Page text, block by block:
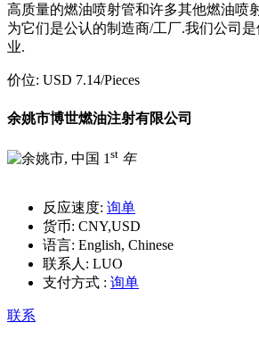
高质量的燃油喷射管和许多其他燃油喷
为它们是公认的制造商/工厂.我们公司
业.
价位: USD 7.14/Pieces
余姚市博世燃油注射有限公司
1 st 年
反应速度: 询单
货币: CNY,USD
语言: English, Chinese
联系人: LUO
支付方式 : 询单
联系